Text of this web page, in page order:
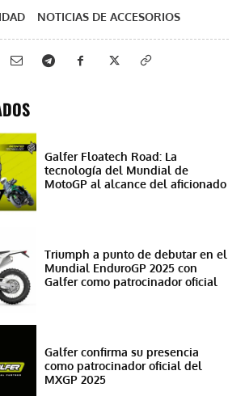
NOTICIAS DE ACCESORIOS
Galfer Floatech Road: La
tecnología del Mundial de
MotoGP al alcance del aficionado
Triumph a punto de debutar en el
Mundial EnduroGP 2025 con
Galfer como patrocinador oficial
Galfer confirma su presencia
como patrocinador oficial del
MXGP 2025